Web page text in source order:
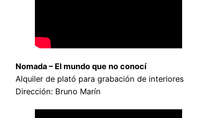
Nomada – El mundo que no conocí
Alquiler de plató para grabación de interiores
Dirección: Bruno Marín